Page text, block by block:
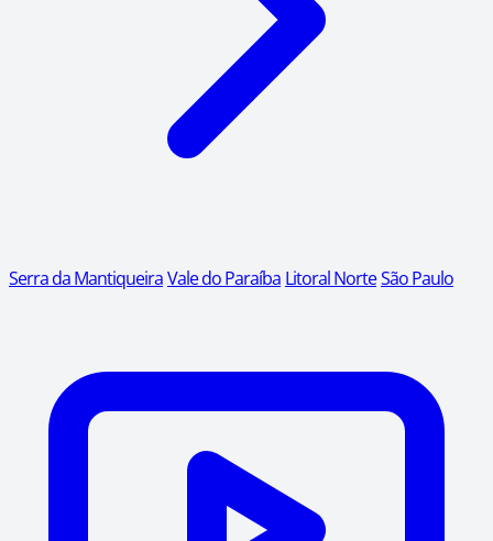
Serra da MantiqueiraVale do Paraíba Litoral NorteSão Paulo